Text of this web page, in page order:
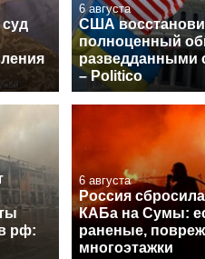
6 августа
США
полноценный
разведданными
– Politico
рф:
6 августа
Россия
КАБа на Сумы:
раненые,
многоэтажки